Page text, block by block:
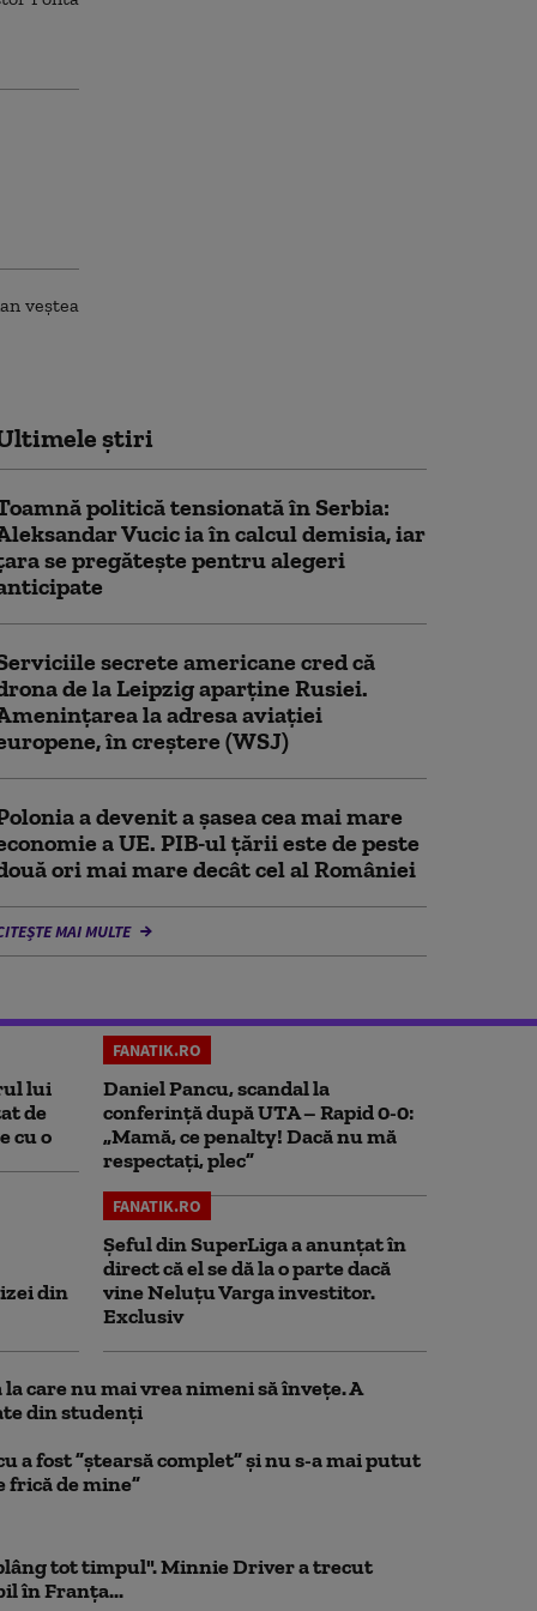
știri
politică tensionată în Serbia:
Vucic ia în calcul demisia, iar
se pregătește pentru alegeri
secrete americane cred că
de la Leipzig aparține Rusiei.
la adresa aviației
în creștere (WSJ)
a devenit a șasea cea mai mare
a UE. PIB-ul țării este de peste
ori mai mare decât cel al României
MAI MULTE
lui
de
cu o
FANATIK.RO
Daniel Pancu, scandal la
conferință după UTA – Rapid 0-0:
„Mamă, ce penalty! Dacă nu mă
respectați, plec”
din
FANATIK.RO
Șeful din SuperLiga a anunțat în
direct că el se dă la o parte dacă
vine Neluțu Varga investitor.
Exclusiv
care nu mai vrea nimeni să înveţe. A
din studenţi
a fost ”ștearsă complet” și nu s-a mai putut
frică de mine”
tot timpul". Minnie Driver a trecut
în Franța...